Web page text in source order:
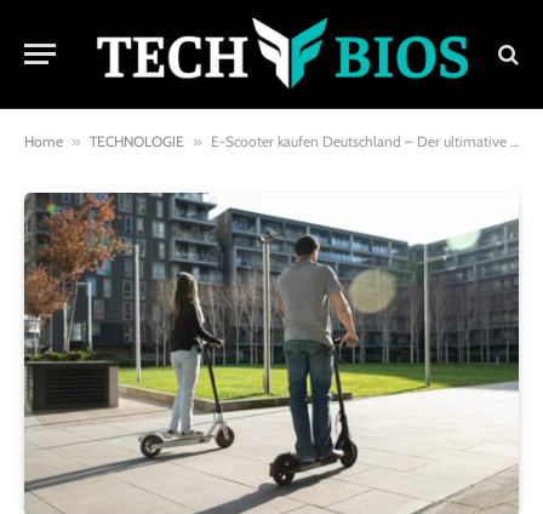
Home » TECHNOLOGIE » E-Scooter kaufen Deutschland – Der ultimative Ratgeber zum Kauf eines E-Scooters